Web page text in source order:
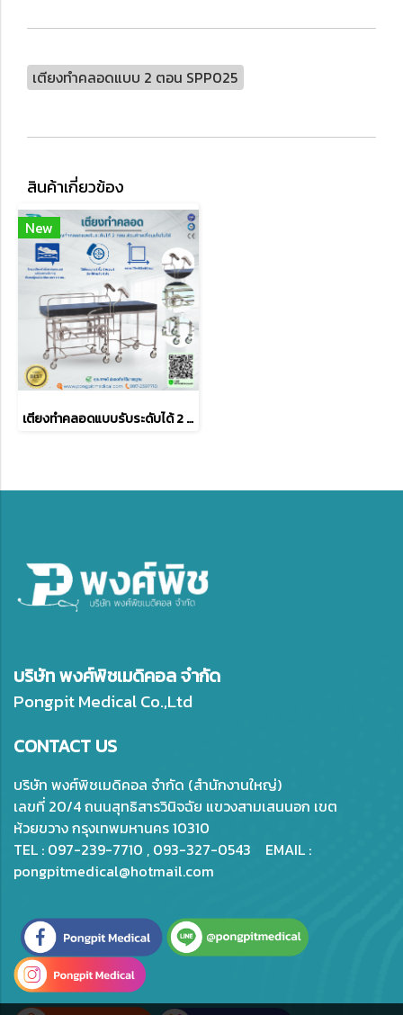
เตียงทำคลอดแบบ 2 ตอน SPP025
สินค้าเกี่ยวข้อง
New
เตียงทำคลอดแบบรับระดับได้ 2 ตอน ส่วนท้ายเลื่อนเก็บไม่ได้
บริษัท พงศ์พิชเมดิคอล จำกัด
Pongpit Medical Co.,Ltd
CONTACT US
บริษัท พงศ์พิชเมดิคอล จำกัด (สำนักงานใหญ่)
เลขที่ 20/4 ถนนสุทธิสารวินิจฉัย แขวงสามเสนนอก เขต
ห้วยขวาง กรุงเทพมหานคร 10310
TEL : 097-239-7710 , 093-327-0543 EMAIL :
pongpitmedical@hotmail.com